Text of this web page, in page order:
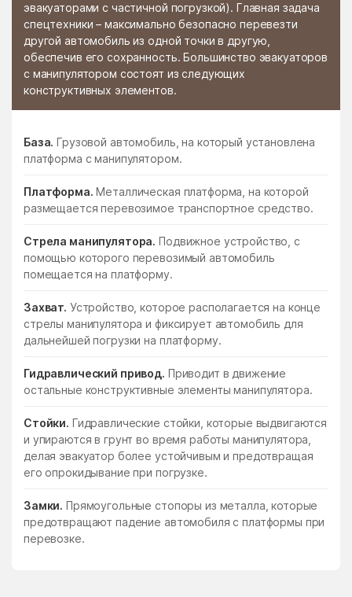
эвакуаторами с частичной погрузкой). Главная задача
спецтехники – максимально безопасно перевезти
другой автомобиль из одной точки в другую,
обеспечив его сохранность. Большинство эвакуаторов
с манипулятором состоят из следующих
конструктивных элементов.
База. Грузовой автомобиль, на который установлена
платформа с манипулятором.
Платформа. Металлическая платформа, на которой
размещается перевозимое транспортное средство.
Стрела манипулятора. Подвижное устройство, с
помощью которого перевозимый автомобиль
помещается на платформу.
Захват. Устройство, которое располагается на конце
стрелы манипулятора и фиксирует автомобиль для
дальнейшей погрузки на платформу.
Гидравлический привод. Приводит в движение
остальные конструктивные элементы манипулятора.
Стойки. Гидравлические стойки, которые выдвигаются
и упираются в грунт во время работы манипулятора,
делая эвакуатор более устойчивым и предотвращая
его опрокидывание при погрузке.
Замки. Прямоугольные стопоры из металла, которые
предотвращают падение автомобиля с платформы при
перевозке.